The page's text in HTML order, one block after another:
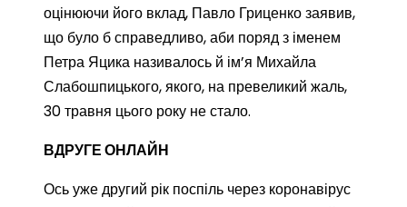
оцінюючи його вклад, Павло Гриценко заявив,
що було б справедливо, аби поряд з іменем
Петра Яцика називалось й ім’я Михайла
Слабошпицького, якого, на превеликий жаль,
30 травня цього року не стало.
ВДРУГЕ ОНЛАЙН
Ось уже другий рік поспіль через коронавірус